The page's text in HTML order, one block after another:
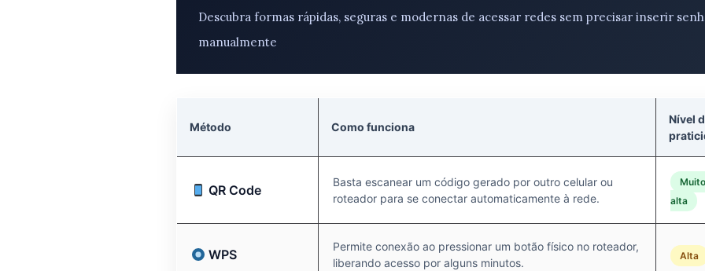
Descubra formas rápidas, seguras e modernas de acessar redes sem precisar inserir
manualmente
Método Como funciona
Nível
QR Code
Basta escanear um código gerado por outro celular ou
roteador para se conectar automaticamente à rede.
Muito
alta
WPS
Permite conexão ao pressionar um botão físico no roteador,
liberando acesso por alguns minutos.
Alta